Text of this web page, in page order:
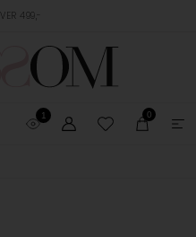
499,-
1 0